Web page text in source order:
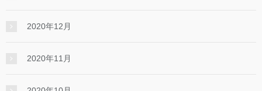
2020年12月
2020年11月